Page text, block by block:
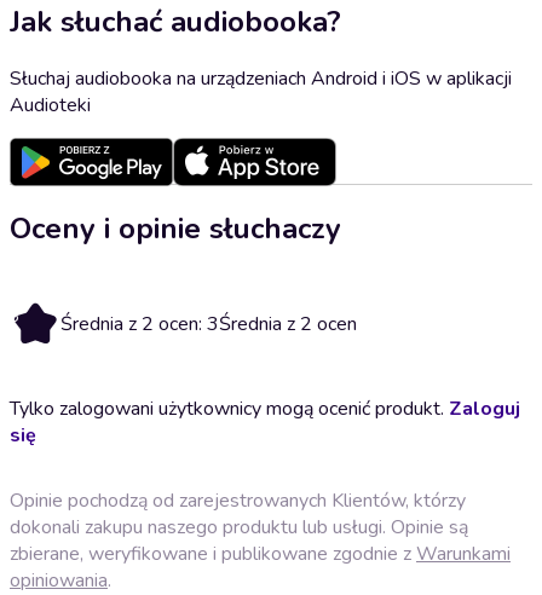
Jak słuchać audiobooka?
Słuchaj audiobooka na urządzeniach Android i iOS w aplikacji
Audioteki
Oceny i opinie słuchaczy
3 Średnia z 2 ocen: 3Średnia z 2 ocen
Tylko zalogowani użytkownicy mogą ocenić produkt. Zaloguj
się
Opinie pochodzą od zarejestrowanych Klientów, którzy
dokonali zakupu naszego produktu lub usługi. Opinie są
zbierane, weryfikowane i publikowane zgodnie zWarunkami
opiniowania.